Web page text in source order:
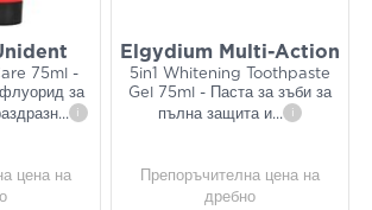
75ml -
флуорид за
... i
цена на
Elgydium Multi-Action
5in1 Whitening Toothpaste
Gel 75ml - Паста за зъби за
пълна защита и... i
Препоръчителна цена на
дребно